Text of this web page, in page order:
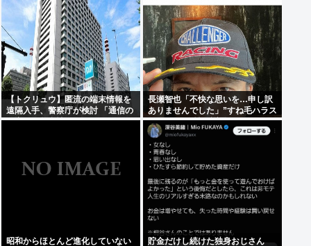
【トクリュウ】匿流の端末情報を
遠隔入手、警察庁が検討 「通信の
秘密」と整合性は
長瀬智也「不快な思いを…申し訳
ありませんでした」”すね毛ハラス
メント”を女性に謝罪
昭和からほとんど進化していない
貯金だけし続けた独身おじさん